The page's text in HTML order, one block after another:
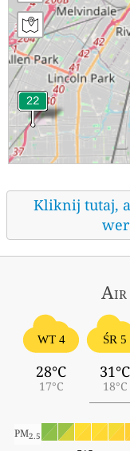
Kliknij tutaj,
Air
WT 4
28°C
17°C
ŚR 5
31°C
18°C
PM2.5